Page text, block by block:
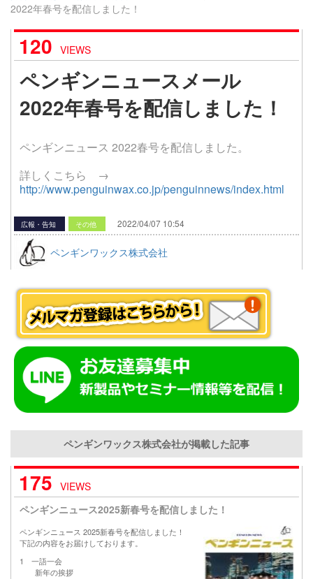
2022年春号を配信しました！
120 VIEWS
ペンギンニュースメール
2022年春号を配信しました！
ペンギンニュース 2022春号を配信しました。
詳しくこちら →
http://www.penguinwax.co.jp/penguinnews/index.html
広報・告知 その他 2022/04/07 10:54
ペンギンワックス株式会社
ペンギンワックス株式会社が掲載した記事
175 VIEWS
ペンギンニュース2025新春号を配信しました！
ペンギンニュース 2025新春号を配信しました！
下記の内容をお届けしております。
1 一語一会
新年の挨拶